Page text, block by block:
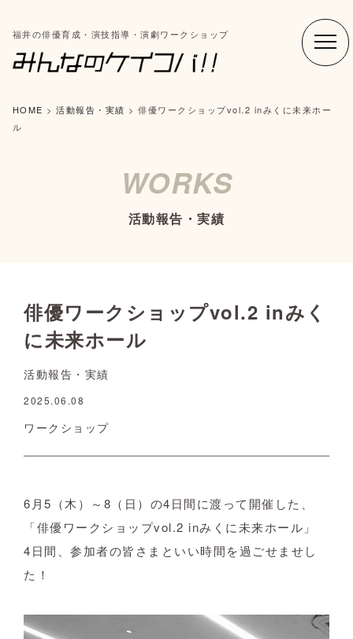
福井の俳優育成・演技指導・演劇ワークショップ
HOME >活動報告・実績 >俳優ワークショップvol.2 inみくに未来ホー
ル
WORKS
活動報告・実績
俳優ワークショップvol.2 inみく
に未来ホール
活動報告・実績
2025.06.08
ワークショップ
6月5（木）～8（日）の4日間に渡って開催した、
「俳優ワークショップvol.2 inみくに未来ホール」
4日間、参加者の皆さまといい時間を過ごせませし
た！